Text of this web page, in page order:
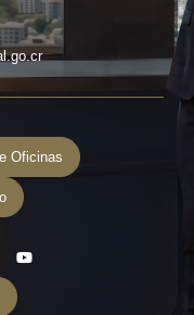
Oficinas
fa-
youtube